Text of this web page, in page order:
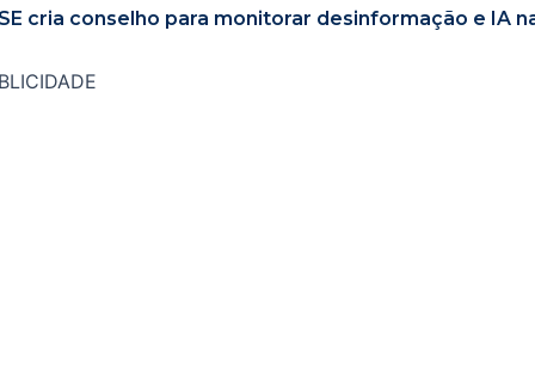
cria conselho para monitorar desinformação e IA